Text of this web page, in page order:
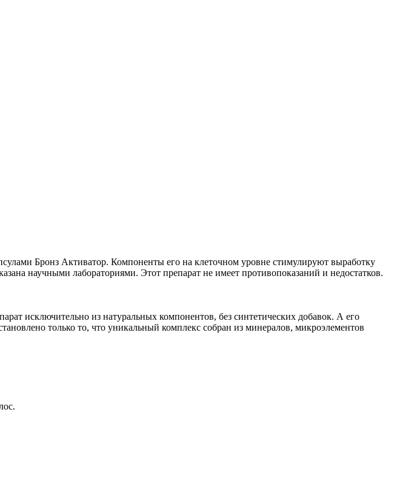
Бронз Активатор. Компоненты его на клеточном уровне стимулируют выработку
научными лабораториями. Этот препарат не имеет противопоказаний и недостатков.
исключительно из натуральных компонентов, без синтетических добавок. А его
только то, что уникальный комплекс собран из минералов, микроэлементов